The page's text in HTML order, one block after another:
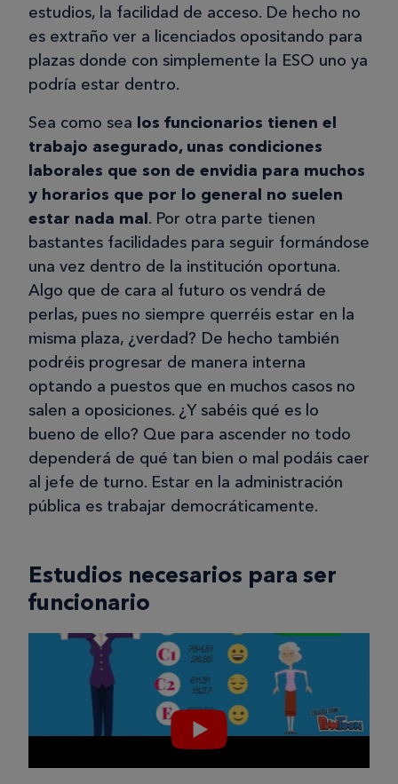
estudios, la facilidad de acceso. De hecho no
es extraño ver a licenciados opositando para
plazas donde con simplemente la ESO uno ya
podría estar dentro.
Sea como sea los funcionarios tienen el
trabajo asegurado, unas condiciones
laborales que son de envidia para muchos
y horarios que por lo general no suelen
estar nada mal. Por otra parte tienen
bastantes facilidades para seguir formándose
una vez dentro de la institución oportuna.
Algo que de cara al futuro os vendrá de
perlas, pues no siempre querréis estar en la
misma plaza, ¿verdad? De hecho también
podréis progresar de manera interna
optando a puestos que en muchos casos no
salen a oposiciones. ¿Y sabéis qué es lo
bueno de ello? Que para ascender no todo
dependerá de qué tan bien o mal podáis caer
al jefe de turno. Estar en la administración
pública es trabajar democráticamente.
Estudios necesarios para ser
funcionario